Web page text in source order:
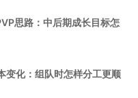
思路：中后期成长目标怎
变化：组队时怎样分工更顺